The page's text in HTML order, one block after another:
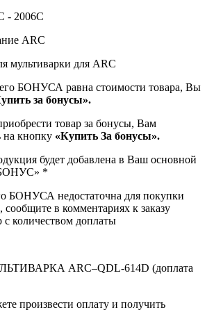
- 2006C
ARC
мультиварки для ARC
БОНУСА равна стоимости товара, Вы
за бонусы».
товар за бонусы, Вам
на кнопку «Купить За бонусы».
будет добавлена в Ваш основной
*
БОНУСА недостаточна для покупки
сообщите в комментариях к заказу
доплаты
ARC–QDL-614D (доплата
произвести оплату и получить